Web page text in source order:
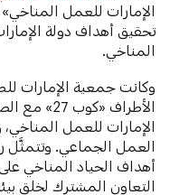
تحقيق أهداف دولة
المناخي.
وكانت جمعية الإمارات
الأطراف
الإمارات للعمل
العمل الجماعي. وتتمثَّل
أهداف الحياد المناخي
التعاون المشترك لخلق